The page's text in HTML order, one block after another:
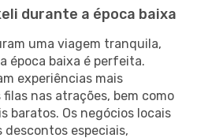
durante a época baixa
uma viagem tranquila,
época baixa é perfeita.
experiências mais
nas atrações, bem como
baratos. Os negócios locais
especiais,